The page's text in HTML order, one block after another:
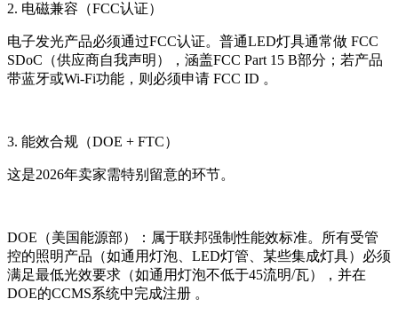
2. 电磁兼容（FCC认证）
电子发光产品必须通过FCC认证。普通LED灯具通常做 FCC
SDoC（供应商自我声明），涵盖FCC Part 15 B部分；若产品
带蓝牙或Wi-Fi功能，则必须申请 FCC ID 。
3. 能效合规（DOE + FTC）
这是2026年卖家需特别留意的环节。
DOE（美国能源部）：属于联邦强制性能效标准。所有受管
控的照明产品（如通用灯泡、LED灯管、某些集成灯具）必须
满足最低光效要求（如通用灯泡不低于45流明/瓦），并在
DOE的CCMS系统中完成注册 。